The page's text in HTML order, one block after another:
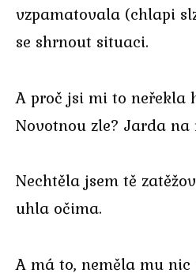
vzpamatovala (chlapi
se shrnout situaci.
A proč jsi mi to neřekla
Novotnou zle? Jarda
Nechtěla jsem tě
uhla očima.
A má to, neměla mu